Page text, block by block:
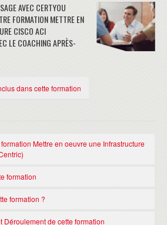
AVEC CERTYOU
FORMATION METTRE EN
CISCO ACI
LE COACHING APRÈS-
dans cette formation
Mettre en oeuvre une Infrastructure
DE LA MATRICE DE L'ACI
BASE
de l'ACI Cisco
formation
protocoles de mise en réseau, du routage
de commutation Ethernet Cisco
formation ?
Déroulement de cette formation